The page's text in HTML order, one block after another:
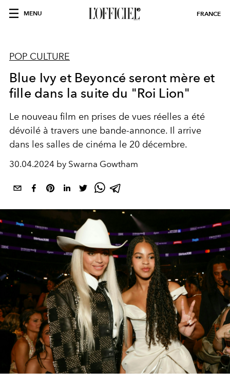
MENU FRANCE
POP CULTURE
Blue Ivy et Beyoncé seront mère et
fille dans la suite du "Roi Lion"
Le nouveau film en prises de vues réelles a été
dévoilé à travers une bande-annonce. Il arrive
dans les salles de cinéma le 20 décembre.
30.04.2024 by Swarna Gowtham